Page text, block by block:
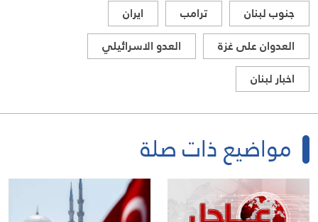
جنوب لبنان
ترامب
ايران
العدوان على غزة
العدو الاسرائيلي
اخبار لبنان
مواضيع ذات صلة